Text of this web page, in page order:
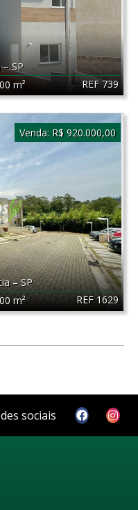
REF 739
–SP
m²
REF 1629
–SP
m²
Venda: R$ 920.000,00
sociais